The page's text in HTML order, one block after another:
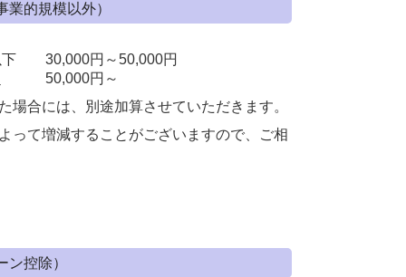
的規模以外）
下 30,000円～50,000円
円超 50,000円～
場合には、別途加算させていただきます。
って増減することがございますので、ご相
控除）